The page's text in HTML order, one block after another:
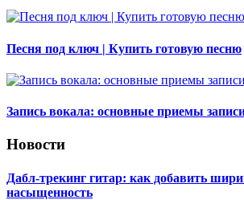
Песня под ключ | Купить готовую песню
Запись вокала: основные приемы
Новости
Дабл-трекинг гитар: как добавить
насыщенность